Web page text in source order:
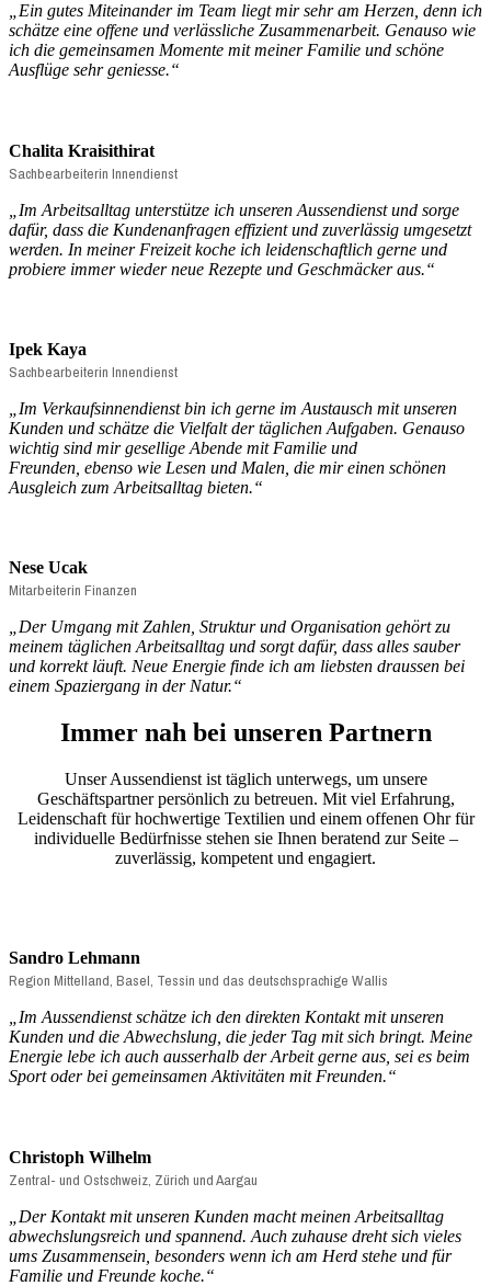
„Ein gutes Miteinander im Team liegt mir sehr am Herzen, denn ich
schätze eine offene und verlässliche Zusammenarbeit. Genauso wie
ich die gemeinsamen Momente mit meiner Familie und schöne
Ausflüge sehr geniesse.“
Chalita Kraisithirat
Sachbearbeiterin Innendienst
„Im Arbeitsalltag unterstütze ich unseren Aussendienst und sorge
dafür, dass die Kundenanfragen effizient und zuverlässig umgesetzt
werden. In meiner Freizeit koche ich leidenschaftlich gerne und
probiere immer wieder neue Rezepte und Geschmäcker aus.“
Ipek Kaya
Sachbearbeiterin Innendienst
Im Verkaufsinnendienst bin ich gerne im Austausch mit unseren
Kunden und schätze die Vielfalt der täglichen Aufgaben. Genauso
wichtig sind mir gesellige Abende mit Familie und
Freunden, ebenso wie Lesen und Malen, die mir einen schönen
Ausgleich zum Arbeitsalltag bieten.“
Nese Ucak
Mitarbeiterin Finanzen
Der Umgang mit Zahlen, Struktur und Organisation gehört zu
meinem täglichen Arbeitsalltag und sorgt dafür, dass alles sauber
und korrekt läuft. Neue Energie finde ich am liebsten draussen bei
einem Spaziergang in der Natur.“
Immer nah bei unseren Partnern
Unser Aussendienst ist täglich unterwegs, um unsere
Geschäftspartner persönlich zu betreuen. Mit viel Erfahrung,
Leidenschaft für hochwertige Textilien und einem offenen Ohr für
individuelle Bedürfnisse stehen sie Ihnen beratend zur Seite –
zuverlässig, kompetent und engagiert.
Sandro Lehmann
Region Mittelland, Basel, Tessin und das deutschsprachige Wallis
Im Aussendienst schätze ich den direkten Kontakt mit unseren
Kunden und die Abwechslung, die jeder Tag mit sich bringt. Meine
Energie lebe ich auch ausserhalb der Arbeit gerne aus, sei es beim
Sport oder bei gemeinsamen Aktivitäten mit Freunden.“
Christoph Wilhelm
Zentral- und Ostschweiz, Zürich und Aargau
Der Kontakt mit unseren Kunden macht meinen Arbeitsalltag
abwechslungsreich und spannend. Auch zuhause dreht sich vieles
ums Zusammensein, besonders wenn ich am Herd stehe und für
Familie und Freunde koche.“